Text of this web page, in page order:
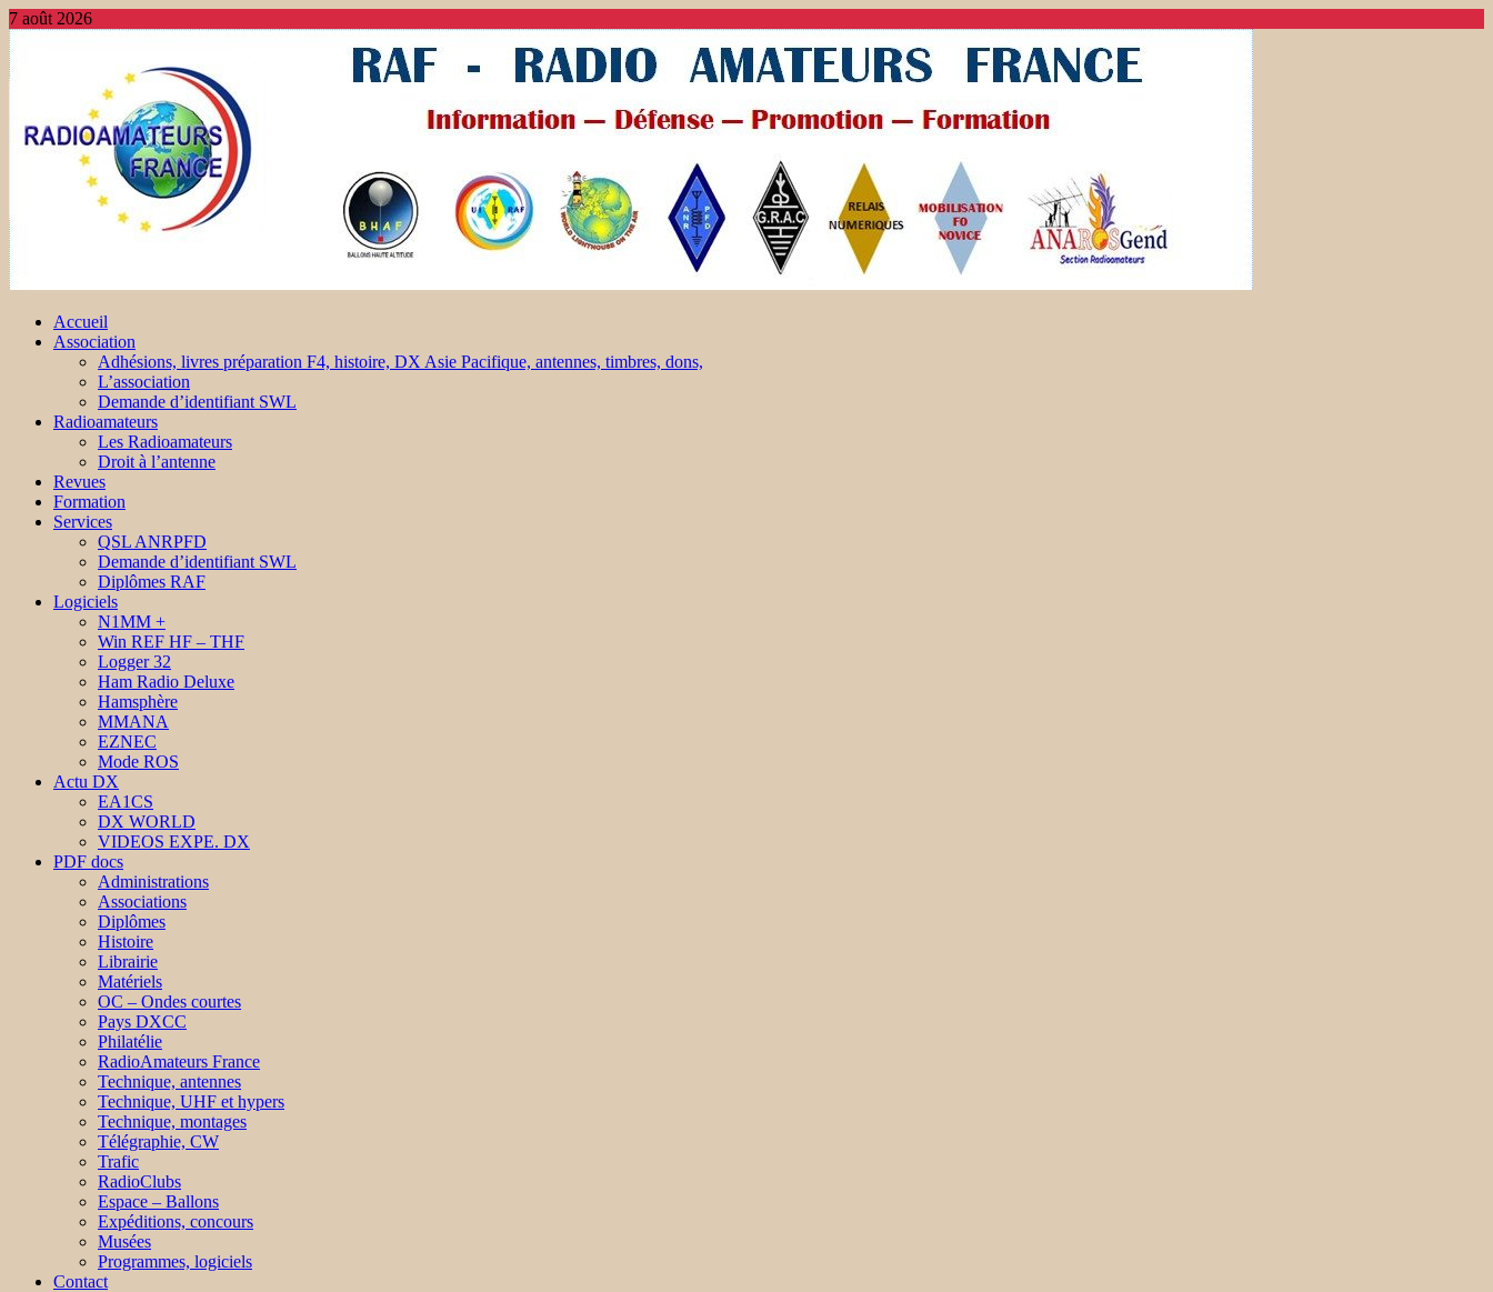
7 août 2026
Accueil
Association
Adhésions, livres préparation F4, histoire, DX Asie Pacifique, antennes, timbres, dons,
L’association
Demande d’identifiant SWL
Radioamateurs
Les Radioamateurs
Droit à l’antenne
Revues
Formation
Services
QSL ANRPFD
Demande d’identifiant SWL
Diplômes RAF
Logiciels
N1MM +
Win REF HF – THF
Logger 32
Ham Radio Deluxe
Hamsphère
MMANA
EZNEC
Mode ROS
Actu DX
EA1CS
DX WORLD
VIDEOS EXPE. DX
PDF docs
Administrations
Associations
Diplômes
Histoire
Librairie
Matériels
OC – Ondes courtes
Pays DXCC
Philatélie
RadioAmateurs France
Technique, antennes
Technique, UHF et hypers
Technique, montages
Télégraphie, CW
Trafic
RadioClubs
Espace – Ballons
Expéditions, concours
Musées
Programmes, logiciels
Contact